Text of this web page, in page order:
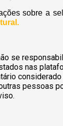
sobre a
se
nas
pessoas